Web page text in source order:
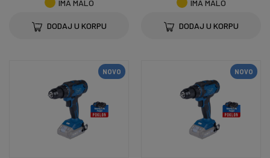
IMA MALO
DODAJ U KORPU
IMA MALO
DODAJ U KORPU
NOVO NOVO